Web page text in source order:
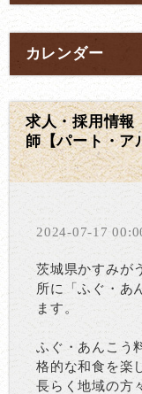
カレンダー
求人・採用情報
師【パート・ア
2024-07-17
茨城県かすみが
所に「ふぐ・あ
ます。
ふぐ・あんこう
格的な和食を楽
長らく地域の方